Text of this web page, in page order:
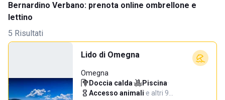
Bernardino Verbano: prenota online ombrellone e
lettino
5 Risultati
Lido di Omegna
Omegna
Doccia calda· Piscina·
Accesso animali·e altri 9…